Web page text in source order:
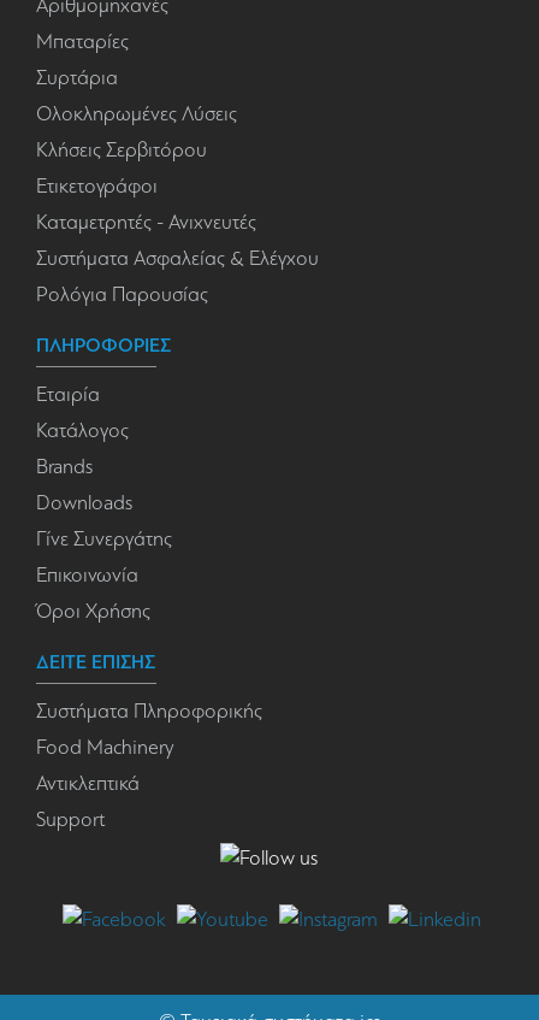
Αριθμομηχανές
Μπαταρίες
Συρτάρια
Ολοκληρωμένες Λύσεις
Κλήσεις Σερβιτόρου
Ετικετογράφοι
Καταμετρητές - Ανιχνευτές
Συστήματα Ασφαλείας & Ελέγχου
Ρολόγια Παρουσίας
ΠΛΗΡΟΦΟΡΙΕΣ
Εταιρία
Κατάλογος
Brands
Downloads
Γίνε Συνεργάτης
Επικοινωνία
Όροι Χρήσης
ΔΕΙΤΕ ΕΠΙΣΗΣ
Συστήματα Πληροφορικής
Food Machinery
Αντικλεπτικά
Support